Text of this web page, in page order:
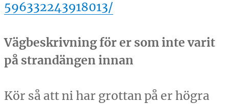
596332243918013/
Vägbeskrivning för er som inte varit
på strandängen innan
Kör så att ni har grottan på er högra